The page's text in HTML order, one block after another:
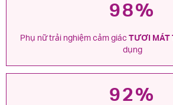
98%
Phụ nữ trải nghiệm cảm giác TƯƠI MÁT
dụng
92%